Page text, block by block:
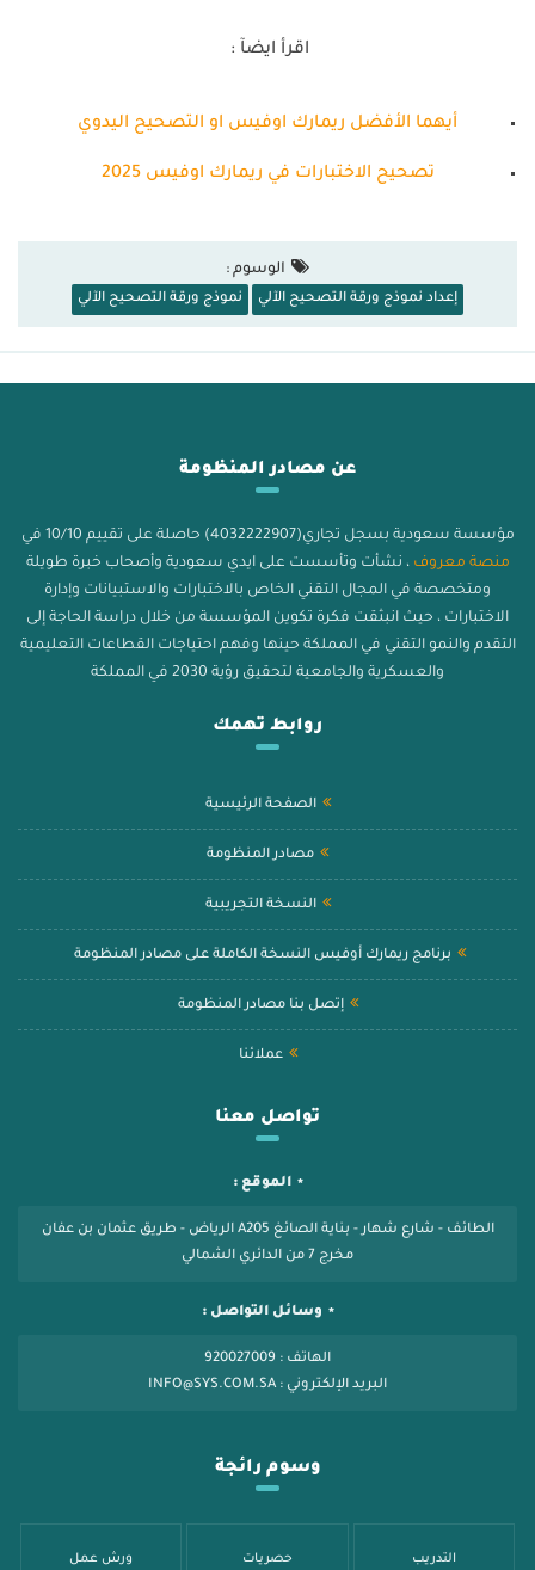
اقرأ ايضآ :
أيهما الأفضل ريمارك اوفيس او التصحيح اليدوي
تصحيح الاختبارات في ريمارك اوفيس 2025
الوسوم :
إعداد نموذج ورقة التصحيح الآلي نموذج ورقة التصحيح الآلي
عن مصادر المنظومة
مؤسسة سعودية بسجل تجاري(4032222907) حاصلة على تقييم 10/10 في
منصة معروف ، نشأت وتأسست على ايدي سعودية وأصحاب خبرة طويلة
ومتخصصة في المجال التقني الخاص بالاختبارات والاستبيانات وإدارة
الاختبارات ، حيث انبثقت فكرة تكوين المؤسسة من خلال دراسة الحاجة إلى
التقدم والنمو التقني في المملكة حينها وفهم احتياجات القطاعات التعليمية
والعسكرية والجامعية لتحقيق رؤية 2030 في المملكة
روابط تهمك
الصفحة الرئيسية
مصادر المنظومة
النسخة التجريبية
برنامج ريمارك أوفيس النسخة الكاملة على مصادر المنظومة
إتصل بنا مصادر المنظومة
عملائنا
تواصل معنا
الموقع :
الطائف - شارع شهار - بناية الصائغ A205 الرياض - طريق عثمان بن عفان
مخرج 7 من الدائري الشمالي
وسائل التواصل :
الهاتف : 920027009
البريد الإلكتروني : INFO@SYS.COM.SA
وسوم رائجة
التدريب حصريات ورش عمل